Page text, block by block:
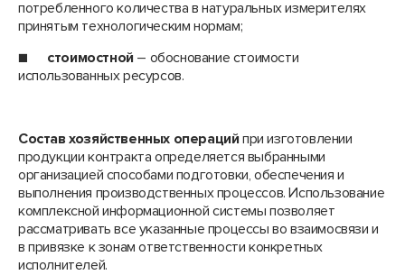
потребленного количества в натуральных измерителях
принятым технологическим нормам;
■ стоимостной – обоснование стоимости
использованных ресурсов.
Состав хозяйственных операций при изготовлении
продукции контракта определяется выбранными
организацией способами подготовки, обеспечения и
выполнения производственных процессов. Использование
комплексной информационной системы позволяет
рассматривать все указанные процессы во взаимосвязи и
в привязке к зонам ответственности конкретных
исполнителей.